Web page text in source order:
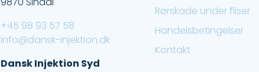
+45 98 93 57 58
info@dansk-injektion.dk
Dansk Injektion Syd
Rørskade under fliser
Handelsbetingelser
Kontakt